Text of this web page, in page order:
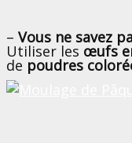
– Vous ne savez
Utiliser les œufs
de poudres